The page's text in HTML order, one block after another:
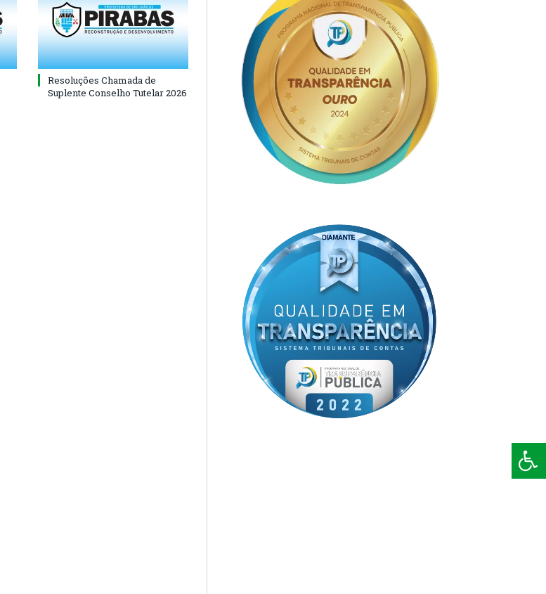
Resoluções Chamada de
Suplente Conselho Tutelar 2026